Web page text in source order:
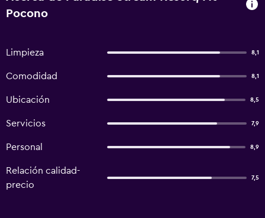
Pocono
Limpieza 8,1
Comodidad 8,1
Ubicación 8,5
Servicios 7,9
Personal 8,9
Relación calidad-
precio
7,5